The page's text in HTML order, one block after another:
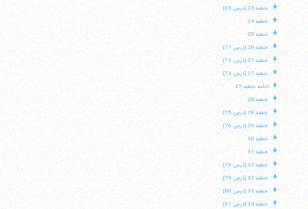
+ خطبه 23 (درس 69)
+ خطبه 24
+ خطبه 25
+ خطبه 26 (درس 71)
+ خطبه 27 (درس 72)
+ خطبه 27 (درس 73)
+ ادامه خطبه 27
+ خطبه 28
+ خطبه 28 (درس 75)
+ خطبه 29 (درس 76)
+ خطبه 30
+ خطبه 31
+ خطبه 32 (درس 78)
+ خطبه 32 (درس 79)
+ خطبه 33 (درس 80)
+ خطبه 34 (درس 81)